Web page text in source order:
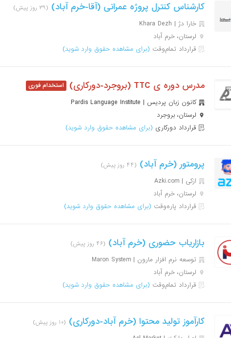
کارشناس کنترل پروژه عمرانی (آقا-خرم آباد) (۳۹ روز پیش)
خارا دژ | Khara Dezh
لرستان، خرم آباد
قرارداد تمام‌وقت (برای مشاهده حقوق وارد شوید)
مدرس دوره ی TTC (بروجرد-دورکاری)
کانون زبان پردیس | Pardis Language Institute
لرستان، بروجرد
قرارداد دورکاری (برای مشاهده حقوق وارد شوید)
پرومتور (خرم آباد) (۴۴ روز پیش)
ازکی | Azki‌.com
لرستان، خرم آباد
قرارداد پاره‌وقت (برای مشاهده حقوق وارد شوید)
بازاریاب حضوری (خرم آباد) (۴۶ روز پیش)
توسعه نرم افزار مارون | Maron System
لرستان، خرم آباد
قرارداد تمام‌وقت (برای مشاهده حقوق وارد شوید)
کارآموز تولید محتوا (خرم آباد-دورکاری) (۱۰ روز پیش)